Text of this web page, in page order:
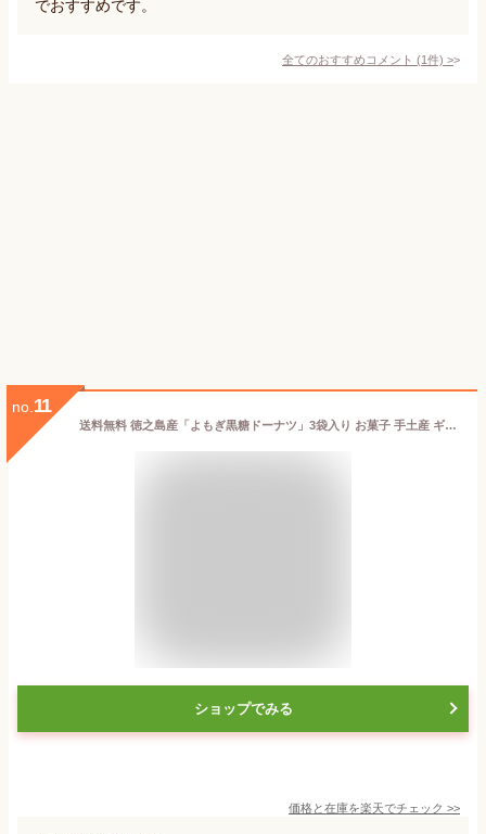
でおすすめです。
全てのおすすめコメント (1件) >
no. 11
送料無料 徳之島産「よもぎ黒糖ドーナツ」3袋入り お菓子 手土産 ギフト 贈り物 プレゼント
ショップでみる
価格と在庫を楽天でチェック >>